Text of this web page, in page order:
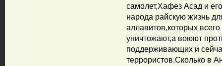
самолет,Хафез Асад и
народа райскую жизнь
аллавитов,которых
уничтожают,а воюют
поддерживающих и
террористов.Сколько в